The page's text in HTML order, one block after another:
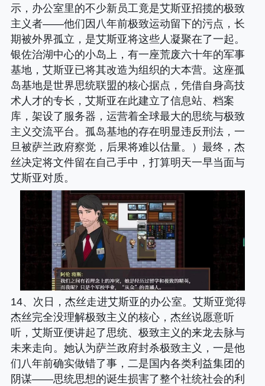
示，办公室里的不少新员工竟是艾斯亚招揽的极致
主义者——他们因八年前极致运动留下的污点，长
期被外界孤立，是艾斯亚将这些人凝聚在了一起。
银佐治湖中心的小岛上，有一座荒废六十年的军事
基地，艾斯亚已将其改造为组织的大本营。这座孤
岛基地是世界思统联盟的核心据点，凭借自身高技
术人才的专长，艾斯亚在此建立了信息站、档案
库，架设了服务器，运营着全球最大的思统与极致
主义交流平台。孤岛基地的存在明显违反刑法，一
旦被萨兰政府察觉，后果将难以估量。）最终，杰
丝决定将文件留在自己手中，打算明天一早当面与
艾斯亚对质。
14、次日，杰丝走进艾斯亚的办公室。艾斯亚觉得
杰丝完全没理解极致主义的核心，杰丝说愿意听
听，艾斯亚便讲起了思统、极致主义的来龙去脉与
未来走向。她认为萨兰政府封杀极致主义，一是他
们八年前确实做错了事，二是国内各类利益集团的
阴谋——思统思想的诞生损害了整个社统社会的利